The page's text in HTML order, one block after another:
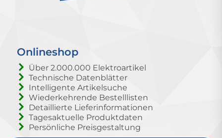
Onlineshop
Über 2.000.000 Elektroartikel
Technische Datenblätter
Intelligente Artikelsuche
Wiederkehrende Bestelllisten
Detaillierte Lieferinformationen
Tagesaktuelle Produktdaten
Persönliche Preisgestaltung